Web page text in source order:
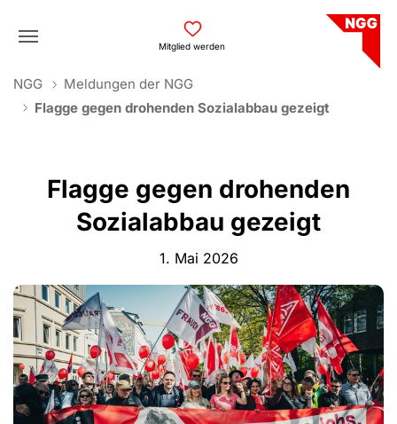
Mitglied werden
You are here:
NGG
Meldungen der NGG
Flagge gegen drohenden Sozialabbau gezeigt
Flagge gegen drohenden
Sozialabbau gezeigt
1. Mai 2026